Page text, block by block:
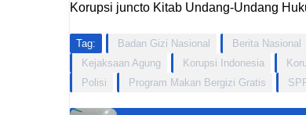
Korupsi juncto Kitab Undang-Undang
Tag: Badan Gizi Nasional Berita Nasional
Kejaksaan Agung
Korupsi Indonesia
Polisi
Program Makan Bergizi Gratis